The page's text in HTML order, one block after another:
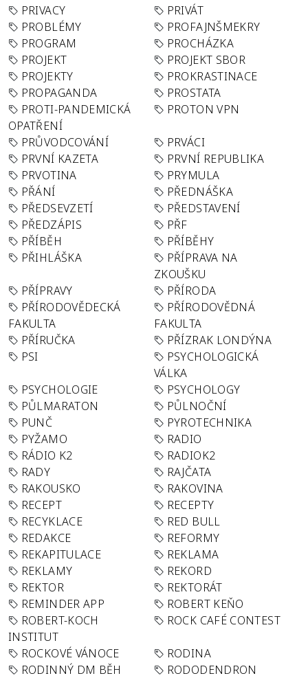
PRIVACY
PRIVÁT
PROBLÉMY
PROFAJNŠMEKRY
PROGRAM
PROCHÁZKA
PROJEKT
PROJEKT SBOR
PROJEKTY
PROKRASTINACE
PROPAGANDA
PROSTATA
PROTI-PANDEMICKÁ
OPATŘENÍ
PROTON VPN
PRŮVODCOVÁNÍ
PRVÁCI
PRVNÍ KAZETA
PRVNÍ REPUBLIKA
PRVOTINA
PRYMULA
PŘÁNÍ
PŘEDNÁŠKA
PŘEDSEVZETÍ
PŘEDSTAVENÍ
PŘEDZÁPIS
PŘF
PŘÍBĚH
PŘÍBĚHY
PŘIHLÁŠKA
PŘÍPRAVA NA
ZKOUŠKU
PŘÍPRAVY
PŘÍRODA
PŘÍRODOVĚDECKÁ
FAKULTA
PŘÍRODOVĚDNÁ
FAKULTA
PŘÍRUČKA
PŘÍZRAK LONDÝNA
PSI
PSYCHOLOGICKÁ
VÁLKA
PSYCHOLOGIE
PSYCHOLOGY
PŮLMARATON
PŮLNOČNÍ
PUNČ
PYROTECHNIKA
PYŽAMO
RADIO
RÁDIO K2
RADIOK2
RADY
RAJČATA
RAKOUSKO
RAKOVINA
RECEPT
RECEPTY
RECYKLACE
RED BULL
REDAKCE
REFORMY
REKAPITULACE
REKLAMA
REKLAMY
REKORD
REKTOR
REKTORÁT
REMINDER APP
ROBERT KEŇO
ROBERT-KOCH
INSTITUT
ROCK CAFÉ CONTEST
ROCKOVÉ VÁNOCE
RODINA
RODINNÝ DM BĚH
RODODENDRON